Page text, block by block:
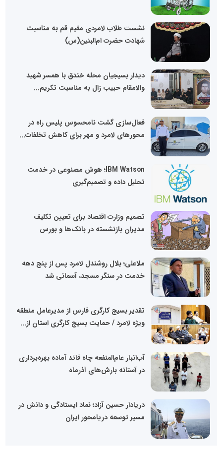
نشست طلاب لامردی مقیم قم به مناسبت
شهادت حضرت ام‌البنین(س)
دیدار بسیجیان محله خندق با همسر شهید
والامقام حبیب زال به مناسبت تکریم...
فعال‌سازی گشت نامحسوس پلیس راه در
محورهای لامرد و مهر برای کاهش تخلفات...
IBM Watson؛ هوش مصنوعی در خدمت
تحلیل داده و تصمیم‌گیری
تصمیم وزارت اقتصاد برای تعیین تکلیف
مدیران بازنشسته در بانک‌ها و بورس
ملاعلی؛ بلال روشندل لامرد پس از پنج دهه
خدمت در سنگر مسجد، آسمانی شد
تقدیر بسیج کارگری فارس از مدیرعامل منطقه
ویژه لامرد / حمایت بسیج کارگری استان از...
آب‌انبار عام‌المنفعه چاه قائد آماده بهره‌برداری
در آستانه بارش‌های آذرماه
دریادار حسین آزاد؛ نماد ایستادگی و دانش در
مسیر توسعه دریامحور ایران